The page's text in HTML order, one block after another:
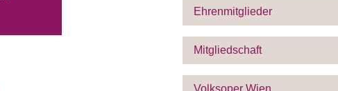
Ehrenmitglieder
Mitgliedschaft
Volksoper Wien